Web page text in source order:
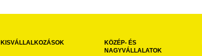
KISVÁLLALKOZÁSOK
KÖZÉP- ÉS
NAGYVÁLLALATOK